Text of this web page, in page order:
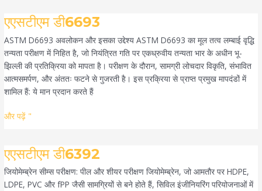
एएसटीएम डी6693
ASTM D6693 अवलोकन और इसका उद्देश्य ASTM D6693 का मूल तत्व लम्बाई वृद्धि
तन्यता परीक्षण में निहित है, जो नियंत्रित गति पर एकध्रुवीय तन्यता भार के अधीन भू-
झिल्ली की प्रतिक्रिया को मापता है। परीक्षण के दौरान, सामग्री लोचदार विकृति, संभावित
आत्मसमर्पण, और अंततः फटने से गुजरती है। इस प्रक्रिया से प्राप्त प्रमुख मापदंडों में
शामिल हैं: ये मान प्रदान करते हैं
एएसटीएम
डी6693
और पढ़ें "
एएसटीएम डी6392
जियोमेम्ब्रेन सीम्स परीक्षण: पील और शीयर परीक्षण जियोमेम्ब्रेन, जो आमतौर पर HDPE,
LDPE, PVC और fPP जैसी सामग्रियों से बने होते हैं, सिविल इंजीनियरिंग परियोजनाओं में
एएसटीएम
डी6392